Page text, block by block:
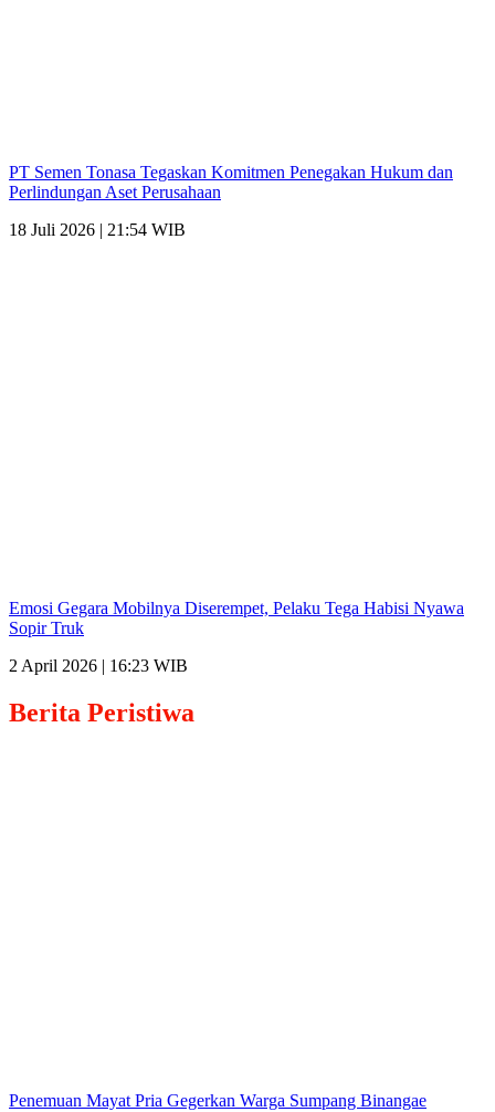
PT Semen Tonasa Tegaskan Komitmen Penegakan Hukum dan
Perlindungan Aset Perusahaan
18 Juli 2026 | 21:54 WIB
Emosi Gegara Mobilnya Diserempet, Pelaku Tega Habisi Nyawa
Sopir Truk
2 April 2026 | 16:23 WIB
Berita Peristiwa
Penemuan Mayat Pria Gegerkan Warga Sumpang Binangae